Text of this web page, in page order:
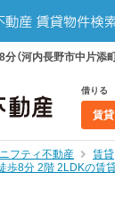
（河内長野市中片添
借りる
賃貸
フティ不動産 賃貸
歩8分 2階 2LDKの賃